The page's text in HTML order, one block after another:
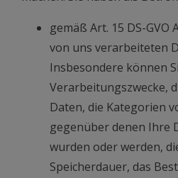
gemäß Art. 15 DS-
von uns verarbeiteten
Insbesondere können
Verarbeitungszwecke,
Daten, die Kategorien
gegenüber denen Ihre
wurden oder werden,
Speicherdauer, das